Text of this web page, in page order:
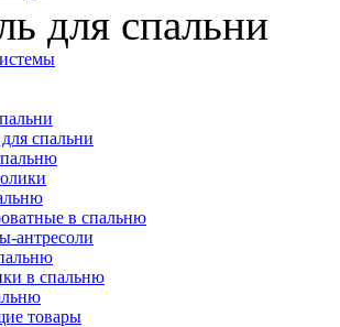
для спальни
спальни
в спальню
антресоли
в спальню
товары